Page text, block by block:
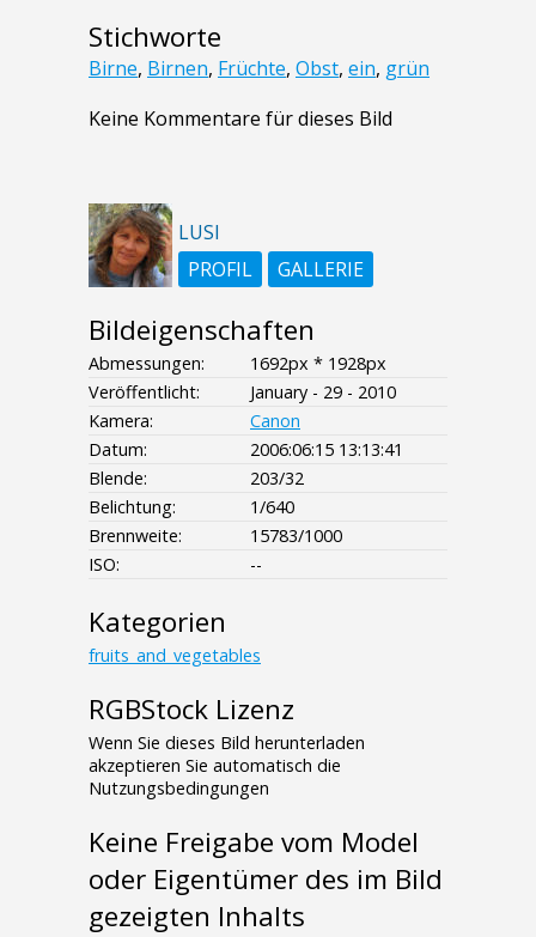
Stichworte
Birne, Birnen, Früchte, Obst, ein, grün
Keine Kommentare für dieses Bild
LUSI
PROFIL
GALLERIE
Bildeigenschaften
Abmessungen:
1692px * 1928px
Veröffentlicht:
January - 29 - 2010
Kamera:
Canon
Datum:
2006:06:15 13:13:41
Blende:
203/32
Belichtung:
1/640
Brennweite:
15783/1000
ISO:
--
Kategorien
fruits_and_vegetables
RGBStock Lizenz
Wenn Sie dieses Bild herunterladen
akzeptieren Sie automatisch die
Nutzungsbedingungen
Keine Freigabe vom Model
oder Eigentümer des im Bild
gezeigten Inhalts